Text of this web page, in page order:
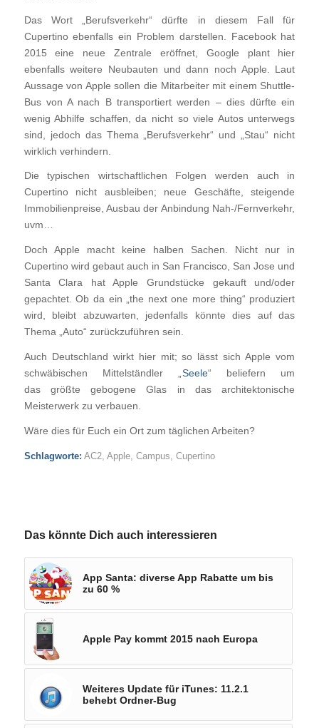
Das Wort „Berufsverkehr“ dürfte in diesem Fall für
Cupertino ebenfalls ein Problem darstellen. Facebook hat
2015 eine neue Zentrale eröffnet, Google plant hier
ebenfalls weitere Neubauten und dann noch Apple. Laut
Aussage von Apple sollen die Mitarbeiter mit einem Shuttle-
Bus von A nach B transportiert werden – dies dürfte ein
wenig Abhilfe schaffen, da nicht so viele Autos unterwegs
sind, jedoch das Thema „Berufsverkehr“ und „Stau“ nicht
wirklich verhindern.
Die typischen wirtschaftlichen Folgen werden auch in
Cupertino nicht ausbleiben; neue Geschäfte, steigende
Immobilienpreise, Ausbau der Anbindung Nah-/Fernverkehr,
uvm…
Doch Apple macht keine halben Sachen. Nicht nur in
Cupertino wird gebaut auch in San Francisco, San Jose und
Santa Clara hat Apple Grundstücke gekauft und/oder
gepachtet. Ob da ein „the next one more thing“ produziert
wird, bleibt abzuwarten, jedenfalls könnte dies auf das
Thema „Auto“ zurückzuführen sein.
Auch Deutschland wirkt hier mit; so lässt sich Apple vom
schwäbischen Mittelständler „ Seele“ beliefern um
das größte gebogene Glas in das architektonische
Meisterwerk zu verbauen.
Wäre dies für Euch ein Ort zum täglichen Arbeiten?
Schlagworte: AC2, Apple, Campus, Cupertino
Das könnte Dich auch interessieren
App Santa: diverse App Rabatte um bis
zu 60 %
Apple Pay kommt 2015 nach Europa
Weiteres Update für iTunes: 11.2.1
behebt Ordner-Bug